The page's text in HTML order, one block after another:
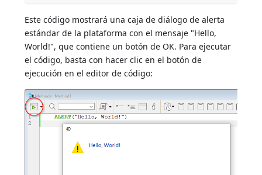
Este código mostrará una caja de diálogo de alerta
estándar de la plataforma con el mensaje "Hello,
World!", que contiene un botón de OK. Para ejecutar
el código, basta con hacer clic en el botón de
ejecución en el editor de código: